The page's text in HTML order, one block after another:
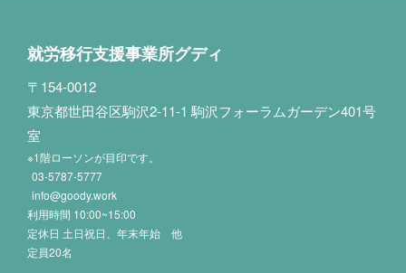
就労移行支援事業所グディ
〒154-0012
東京都世田谷区駒沢2-11-1 駒沢フォーラムガーデン401号
室
※1階ローソンが目印です。
03-5787-5777
info@goody.work
利用時間 10:00~15:00
定休日 土日祝日、年末年始 他
定員20名